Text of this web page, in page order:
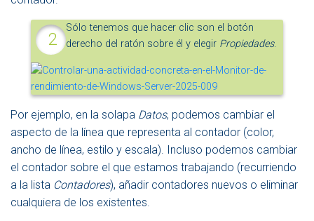
Sólo tenemos que hacer clic son el botón
derecho del ratón sobre él y elegir Propiedades.
Por ejemplo, en la solapa Datos, podemos cambiar el
aspecto de la línea que representa al contador (color,
ancho de línea, estilo y escala). Incluso podemos cambiar
el contador sobre el que estamos trabajando (recurriendo
a la lista Contadores), añadir contadores nuevos o eliminar
cualquiera de los existentes.